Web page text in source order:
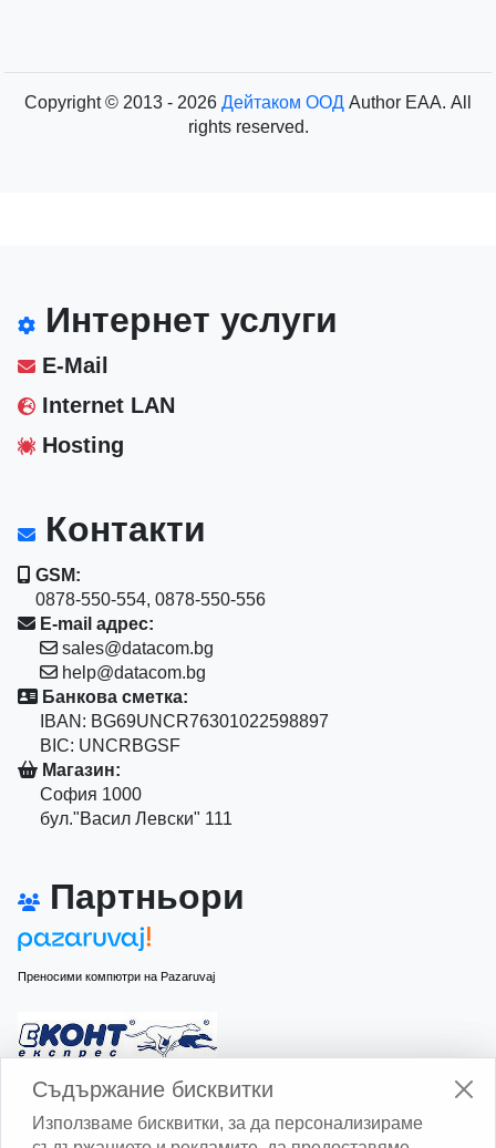
Съдържание бисквитки
Използваме бисквитки, за да персонализираме
Copyright © 2013 - 2026 Дейтаком ООД Author EAA. All
rights reserved.
Интернет услуги
E-Mail
Internet LAN
Hosting
Контакти
GSM:
0878-550-554, 0878-550-556
E-mail адрес:
sales@datacom.bg
help@datacom.bg
Банкова сметка:
IBAN: BG69UNCR76301022598897
BIC: UNCRBGSF
Магазин:
София 1000
бул."Васил Левски" 111
Партньори
Преносими компютри на Pazaruvaj
Изчисли доставката с Еконт
Съдържание бисквитки
Използваме бисквитки, за да персонализираме